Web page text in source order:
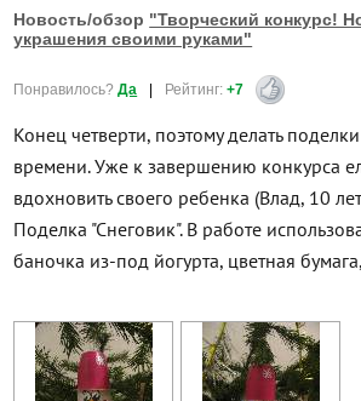
Новость/обзор "Творческий конкурс!
украшения своими руками"
Понравилось?Да | Рейтинг:+7
Конец четверти, поэтому делать
времени. Уже к завершению конкурса
вдохновить своего ребенка (Влад, 10
Поделка "Снеговик". В работе
баночка из-под йогурта, цветная